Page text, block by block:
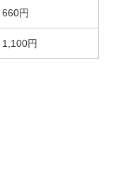
660円
1,100円